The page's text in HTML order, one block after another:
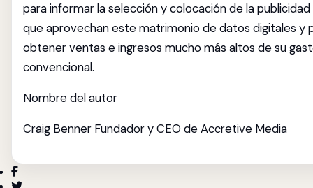
para informar la selección y colocación de la
que aprovechan este matrimonio de datos digitales y
obtener ventas e ingresos mucho más altos de su
convencional.
Nombre del autor
Craig Benner Fundador y CEO de Accretive Media